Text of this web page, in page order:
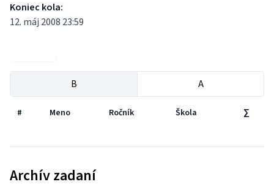
Koniec kola:
12. máj 2008 23:59
B A
# Meno Ročník Škola ∑
Archív zadaní